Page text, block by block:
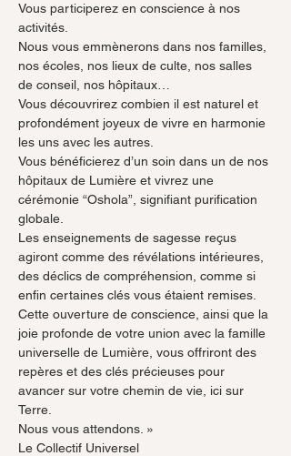
Vous participerez en conscience à nos
activités.
Nous vous emmènerons dans nos familles,
nos écoles, nos lieux de culte, nos salles
de conseil, nos hôpitaux…
Vous découvrirez combien il est naturel et
profondément joyeux de vivre en harmonie
les uns avec les autres.
Vous bénéficierez d’un soin dans un de nos
hôpitaux de Lumière et vivrez une
cérémonie “Oshola”, signifiant purification
globale.
Les enseignements de sagesse reçus
agiront comme des révélations intérieures,
des déclics de compréhension, comme si
enfin certaines clés vous étaient remises.
Cette ouverture de conscience, ainsi que la
joie profonde de votre union avec la famille
universelle de Lumière, vous offriront des
repères et des clés précieuses pour
avancer sur votre chemin de vie, ici sur
Terre.
Nous vous attendons. »
Le Collectif Universel